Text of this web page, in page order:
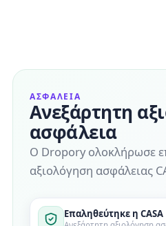
ΑΣΦΆΛΕΙΑ
Ανεξάρτητη
ασφάλεια
Ο Dropory ολοκλήρωσε
αξιολόγηση ασφάλειας
Επαληθεύτηκε η CASA